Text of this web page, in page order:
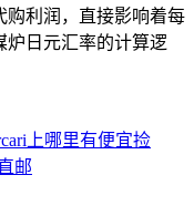
购利润，直接影响着每
炉日元汇率的计算逻